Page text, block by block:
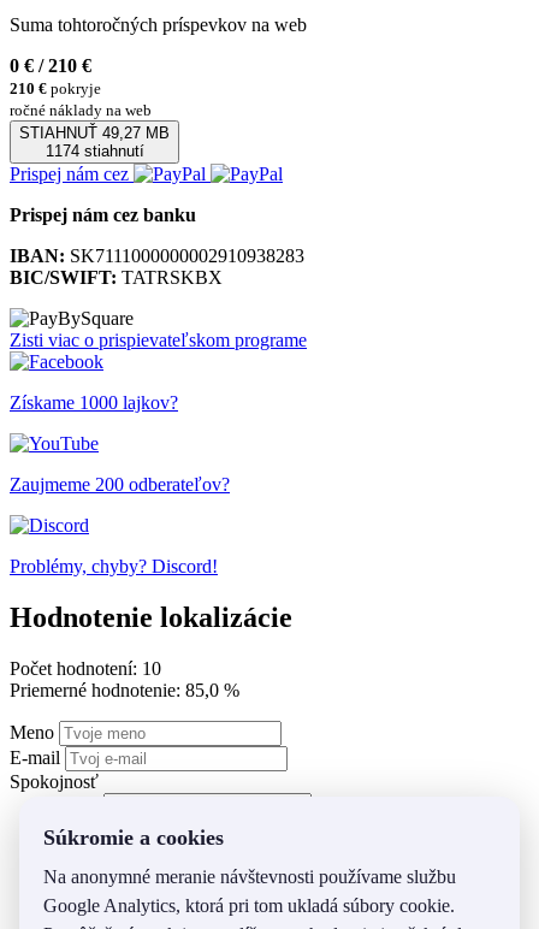
Suma tohtoročných príspevkov na web
0 € / 210 €
210 € pokryje
ročné náklady na web
STIAHNUŤ 49,27 MB
1174 stiahnutí
Prispej nám cez
Prispej nám cez banku
IBAN: SK7111000000002910938283
BIC/SWIFT: TATRSKBX
Zisti viac o prispievateľskom programe
Získame 1000 lajkov?
Zaujmeme 200 odberateľov?
Problémy, chyby? Discord!
Hodnotenie lokalizácie
Počet hodnotení: 10
Priemerné hodnotenie: 85,0 %
Meno
E-mail
Spokojnosť
Súkromie a cookies
Na anonymné meranie návštevnosti používame službu
Google Analytics, ktorá pri tom ukladá súbory cookie.